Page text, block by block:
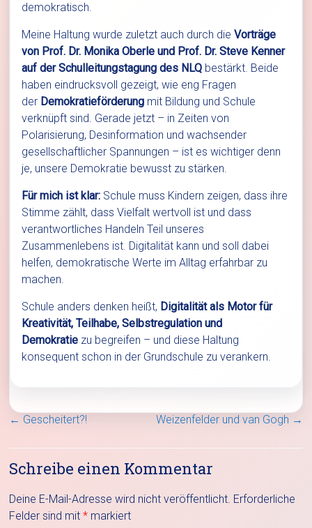
demokratisch.
Meine Haltung wurde zuletzt auch durch dieVorträge
von Prof. Dr. Monika Oberle und Prof. Dr. Steve Kenner
auf der Schulleitungstagung des NLQ bestärkt. Beide
haben eindrucksvoll gezeigt, wie eng Fragen
der Demokratieförderung mit Bildung und Schule
verknüpft sind. Gerade jetzt – in Zeiten von
Polarisierung, Desinformation und wachsender
gesellschaftlicher Spannungen – ist es wichtiger denn
je, unsere Demokratie bewusst zu stärken.
Für mich ist klar: Schule muss Kindern zeigen, dass ihre
Stimme zählt, dass Vielfalt wertvoll ist und dass
verantwortliches Handeln Teil unseres
Zusammenlebens ist. Digitalität kann und soll dabei
helfen, demokratische Werte im Alltag erfahrbar zu
machen.
Schule anders denken heißt, Digitalität als Motor für
Kreativität, Teilhabe, Selbstregulation und
Demokratie zu begreifen – und diese Haltung
konsequent schon in der Grundschule zu verankern.
← Gescheitert?! Weizenfelder und van Gogh →
Schreibe einen Kommentar
Deine E-Mail-Adresse wird nicht veröffentlicht. Erforderliche
Felder sind mit* markiert